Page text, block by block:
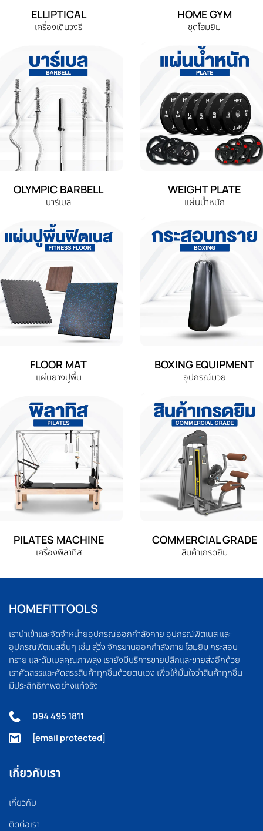
ELLIPTICAL
เครื่องเดินวงรี
HOME GYM
ชุดโฮมยิม
OLYMPIC BARBELL
บาร์เบล
WEIGHT PLATE
แผ่นน้ำหนัก
FLOOR MAT
แผ่นยางปูพื้น
BOXING EQUIPMENT
อุปกรณ์มวย
PILATES MACHINE
เครื่องพิลาทิส
COMMERCIAL GRADE
สินค้าเกรดยิม
HOMEFITTOOLS
เรานำเข้าและจัดจำหน่ายอุปกรณ์ออกกำลังกาย อุปกรณ์ฟิตเนส และ
อุปกรณ์ฟิตเนสอื่นๆ เช่น ลู่วิ่ง จักรยานออกกำลังกาย โฮมยิม กระสอบ
ทราย และดัมเบลคุณภาพสูง เรายังมีบริการขายปลีกและขายส่งอีกด้วย
เราคัดสรรและคัดสรรสินค้าทุกชิ้นด้วยตนเอง เพื่อให้มั่นใจว่าสินค้าทุกชิ้น
มีประสิทธิภาพอย่างแท้จริง
094 495 1811
[email protected]
เกี่ยวกับเรา
เกี่ยวกับ
ติดต่อเรา